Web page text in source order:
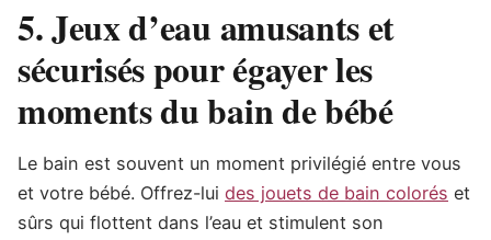
5. Jeux d’eau amusants et
sécurisés pour égayer les
moments du bain de bébé
Le bain est souvent un moment privilégié entre vous
et votre bébé. Offrez-lui des jouets de bain colorés et
sûrs qui flottent dans l’eau et stimulent son